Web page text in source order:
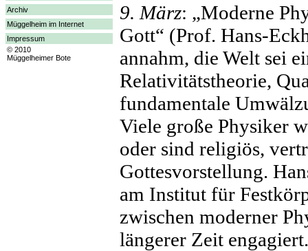
Archiv
Müggelheim im Internet
Impressum
© 2010
Müggelheimer Bote
9. März: „Moderne
Gott“ (Prof. Hans-
annahm, die Welt sei
Relativitätstheorie,
fundamentale
Viele große Physiker
oder sind religiös,
Gottesvorstellung.
am Institut für
zwischen moderner
längerer Zeit engagiert.